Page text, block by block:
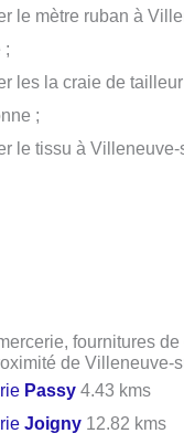
le mètre ruban à
;
les la craie de
;
le tissu à Villeneuve-
fournitures
de Villeneuve-
Passy 4.43 kms
Joigny 12.82 kms